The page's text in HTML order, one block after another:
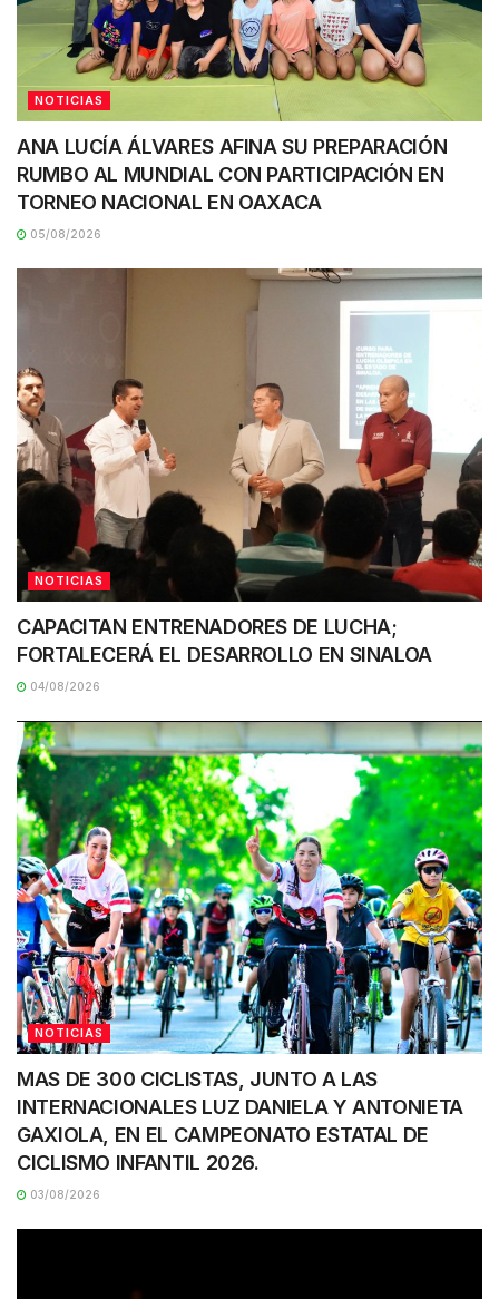
NOTICIAS
ANA LUCÍA ÁLVARES AFINA SU PREPARACIÓN
RUMBO AL MUNDIAL CON PARTICIPACIÓN EN
TORNEO NACIONAL EN OAXACA
05/08/2026
NOTICIAS
CAPACITAN ENTRENADORES DE LUCHA;
FORTALECERÁ EL DESARROLLO EN SINALOA
04/08/2026
NOTICIAS
MAS DE 300 CICLISTAS, JUNTO A LAS
INTERNACIONALES LUZ DANIELA Y ANTONIETA
GAXIOLA, EN EL CAMPEONATO ESTATAL DE
CICLISMO INFANTIL 2026.
03/08/2026